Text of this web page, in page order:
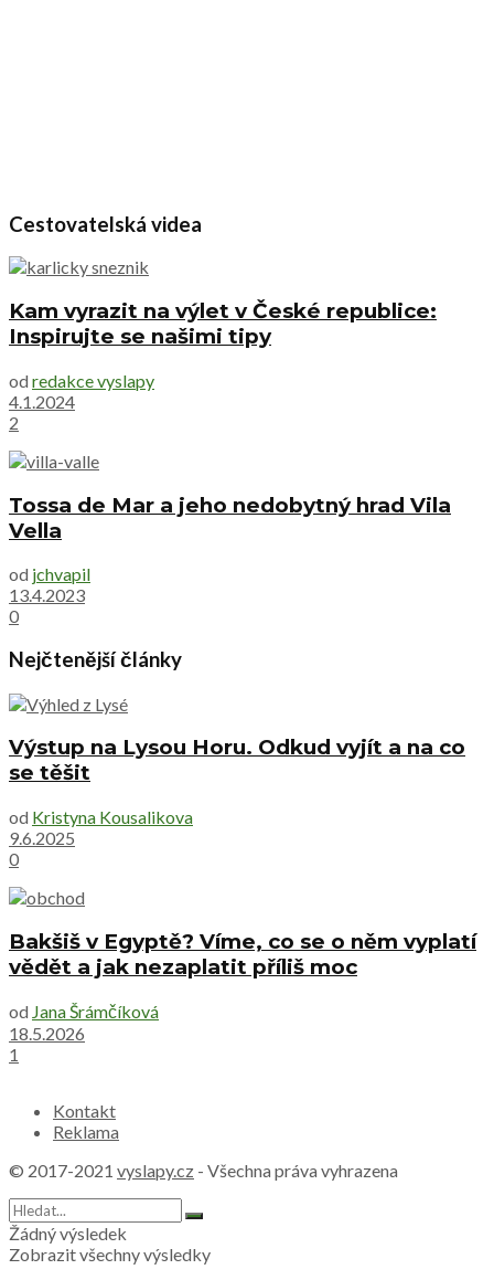
Cestovatelská videa
Kam vyrazit na výlet v České republice:
Inspirujte se našimi tipy
od redakce vyslapy
4.1.2024
2
Tossa de Mar a jeho nedobytný hrad Vila
Vella
od jchvapil
13.4.2023
0
Nejčtenější články
Výstup na Lysou Horu. Odkud vyjít a na co
se těšit
od Kristyna Kousalikova
9.6.2025
0
Bakšiš v Egyptě? Víme, co se o něm vyplatí
vědět a jak nezaplatit příliš moc
od Jana Šrámčíková
18.5.2026
1
Kontakt
Reklama
© 2017-2021 vyslapy.cz - Všechna práva vyhrazena
Žádný výsledek
Zobrazit všechny výsledky